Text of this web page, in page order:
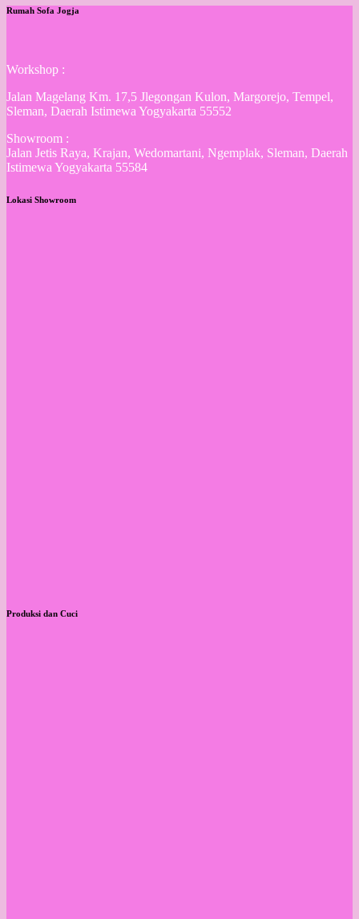
Rumah Sofa Jogja
Workshop :
Jalan Magelang Km. 17,5 Jlegongan Kulon, Margorejo, Tempel,
Sleman, Daerah Istimewa Yogyakarta 55552
Showroom :
Jalan Jetis Raya, Krajan, Wedomartani, Ngemplak, Sleman, Daerah
Istimewa Yogyakarta 55584
Lokasi Showroom
Produksi dan Cuci